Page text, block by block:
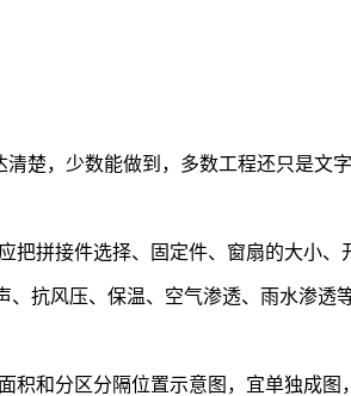
楚，少数能做到，多数工程还只是文
把拼接件选择、固定件、窗扇的大小、
抗风压、保温、空气渗透、雨水渗透
积和分区分隔位置示意图，宜单独成图